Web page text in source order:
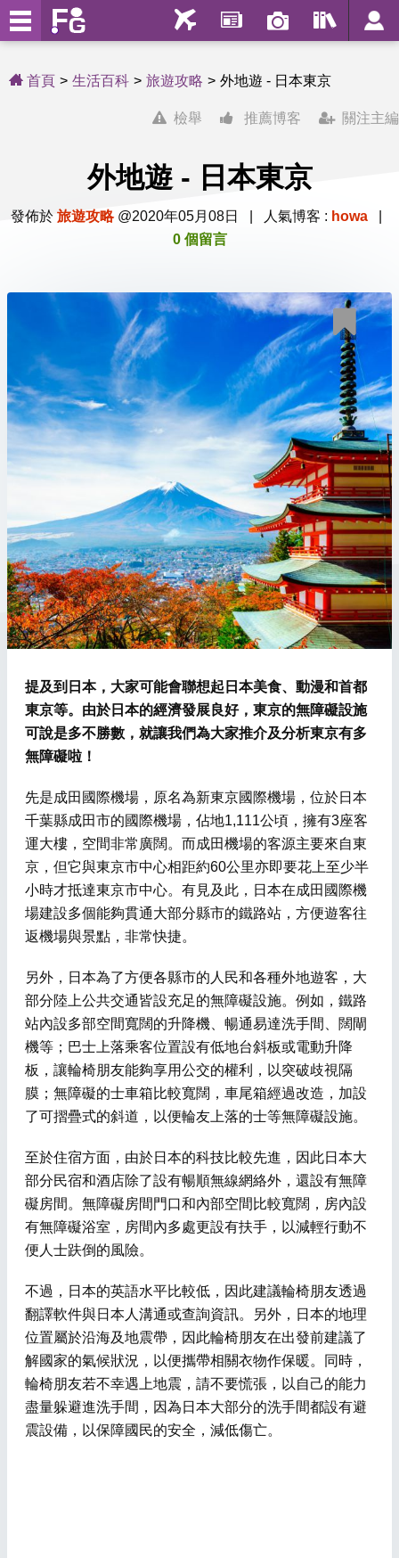
首頁 生活百科 旅遊攻略 外地遊 - 日本東京
關注主編
推薦博客
檢舉
外地遊 - 日本東京
發佈於 旅遊攻略@2020年05月08日 | 人氣博客 : howa|
0 個留言
提及到日本，大家可能會聯想起日本美食、動漫和首都
東京等。由於日本的經濟發展良好，東京的無障礙設施
可說是多不勝數，就讓我們為大家推介及分析東京有多
無障礙啦！
先是成田國際機場，原名為新東京國際機場，位於日本
千葉縣成田市的國際機場，佔地1,111公頃，擁有3座客
運大樓，空間非常廣闊。而成田機場的客源主要來自東
京，但它與東京市中心相距約60公里亦即要花上至少半
小時才抵達東京市中心。有見及此，日本在成田國際機
場建設多個能夠貫通大部分縣市的鐵路站，方便遊客往
返機場與景點，非常快捷。
另外，日本為了方便各縣市的人民和各種外地遊客，大
部分陸上公共交通皆設充足的無障礙設施。例如，鐵路
站內設多部空間寬闊的升降機、暢通易達洗手間、闊閘
機等；巴士上落乘客位置設有低地台斜板或電動升降
板，讓輪椅朋友能夠享用公交的權利，以突破歧視隔
膜；無障礙的士車箱比較寬闊，車尾箱經過改造，加設
了可摺疊式的斜道，以便輪友上落的士等無障礙設施。
至於住宿方面，由於日本的科技比較先進，因此日本大
部分民宿和酒店除了設有暢順無線網絡外，還設有無障
礙房間。無障礙房間門口和內部空間比較寬闊，房內設
有無障礙浴室，房間內多處更設有扶手，以減輕行動不
便人士趺倒的風險。
不過，日本的英語水平比較低，因此建議輪椅朋友透過
翻譯軟件與日本人溝通或查詢資訊。另外，日本的地理
位置屬於沿海及地震帶，因此輪椅朋友在出發前建議了
解國家的氣候狀況，以便攜帶相關衣物作保暖。同時，
輪椅朋友若不幸遇上地震，請不要慌張，以自己的能力
盡量躲避進洗手間，因為日本大部分的洗手間都設有避
震設備，以保障國民的安全，減低傷亡。